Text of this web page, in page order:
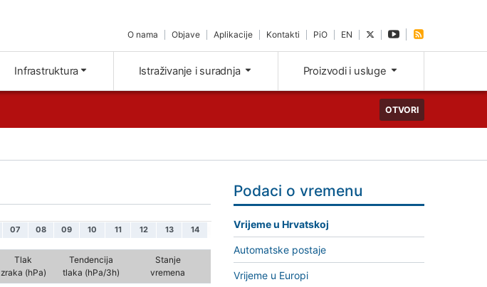
O nama Objave Aplikacije Kontakti PiO EN
Infrastruktura Istraživanje i suradnja Proizvodi i usluge
OTVORI
07 08 09 10 11 12 13 14
Tlak
zraka (hPa)
Tendencija
tlaka (hPa/3h)
Stanje
vremena
Podaci o vremenu
Vrijeme u Hrvatskoj
Automatske postaje
Vrijeme u Europi